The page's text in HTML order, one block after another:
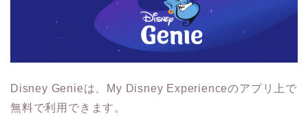
Disney Genieは、My Disney Experienceのアプリ上で
無料で利用できます。